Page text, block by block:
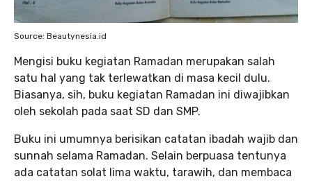
Source: Beautynesia.id
Mengisi buku kegiatan Ramadan merupakan salah
satu hal yang tak terlewatkan di masa kecil dulu.
Biasanya, sih, buku kegiatan Ramadan ini diwajibkan
oleh sekolah pada saat SD dan SMP.
Buku ini umumnya berisikan catatan ibadah wajib dan
sunnah selama Ramadan. Selain berpuasa tentunya
ada catatan solat lima waktu, tarawih, dan membaca